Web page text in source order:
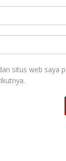
situs web saya